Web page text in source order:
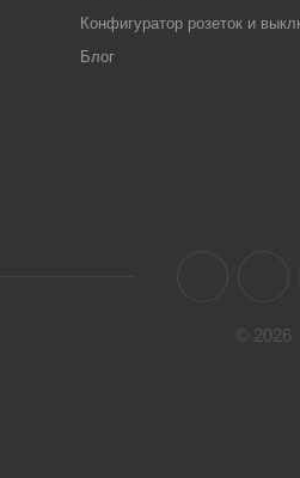
Конфигуратор розеток и
Блог
© 2026